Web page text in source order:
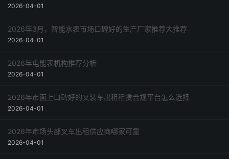
2026-04-01
2026年3月，智能水表市场口碑好的生产厂家推荐大推荐
2026-04-01
2026年电能表机构推荐分析
2026-04-01
2026年市面上口碑好的叉装车出租租赁合规平台怎么选择
2026-04-01
2026年市场头部叉车出租供应商哪家可靠
2026-04-01